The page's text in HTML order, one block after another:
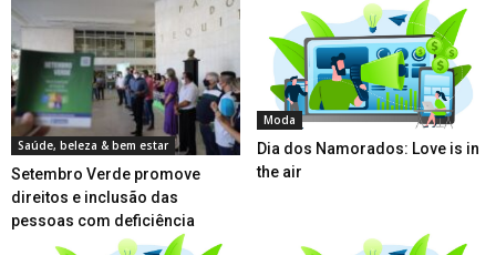
Saúde, beleza & bem estar
Setembro Verde promove
direitos e inclusão das
pessoas com deficiência
Moda
Dia dos Namorados: Love is in
the air